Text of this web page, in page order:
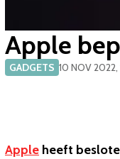
Apple
GADGETS 10 NOV
Apple heeft